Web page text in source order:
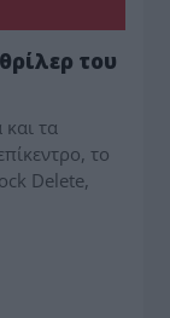
του
τα
το
Delete,